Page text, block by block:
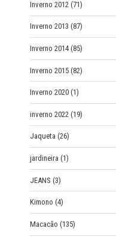
Inverno 2012 (71)
Inverno 2013 (87)
Inverno 2014 (85)
Inverno 2015 (82)
Inverno 2020 (1)
inverno 2022 (19)
Jaqueta (26)
jardineira (1)
JEANS (3)
Kimono (4)
Macacão (135)